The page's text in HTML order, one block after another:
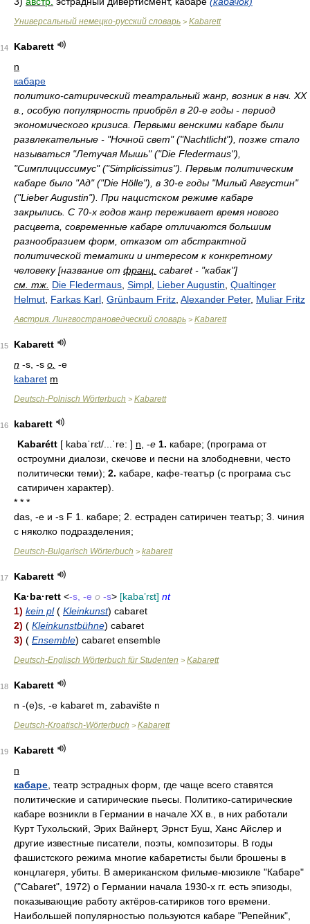
Универсальный немецко-русский словарь > Kabarett
14
Kabarett
n
кабаре
политико-сатирический театральный жанр, возник в нач. XX
в., особую популярность приобрёл в 20-е годы - период
экономического кризиса. Первыми венскими кабаре были
развлекательные - "Ночной свет" ("Nachtlicht"), позже стало
называться "Летучая Мышь" ("Die Fledermaus"),
"Симплициссимус" ("Simplicissimus"). Первым политическим
кабаре было "Ад" ("Die Hölle"), в 30-е годы "Милый Августин"
("Lieber Augustin"). При нацистском режиме кабаре
закрылись. С 70-х годов жанр переживает время нового
расцвета, современные кабаре отличаются большим
разнообразием форм, отказом от абстрактной
политической тематики и интересом к конкретному
человеку [название от франц. cabaret - "кабак"]
см. тж. Die Fledermaus Simpl Lieber Augustin Qualtinger
Helmut Farkas Karl Grünbaum Fritz Alexander Peter, Muliar Fritz
Австрия. Лингвострановедческий словарь > Kabarett
15
Kabarett
n -s, -s o. -e
kabaret m
Deutsch-Polnisch Wörterbuch > Kabarett
16
kabarett
Kabarétt [ kabaˈrɛt/...ˈre: ] n , -e 1. кабаре; (програма от
остроумни диалози, скечове и песни на злободневни, често
политически теми); 2. кабаре, кафе-театър (с програма със
сатиричен характер).
* * *
das, -e и -s F 1. кабаре; 2. естраден сатиричен театър; 3. чиния
с няколко подразделения;
Deutsch-Bulgarisch Wörterbuch > kabarett
17
Kabarett
Ka·ba·rett <-s, -e o -s> [kabaʼrɛt] nt
1) kein pl( Kleinkunst) cabaret
2) ( Kleinkunstbühne) cabaret
3) ( Ensemble) cabaret ensemble
Deutsch-Englisch Wörterbuch für Studenten > Kabarett
18
Kabarett
n -(e)s, -e kabaret m, zabavište n
Deutsch-Kroatisch-Wörterbuch > Kabarett
19
Kabarett
n
кабаре , театр эстрадных форм, где чаще всего ставятся
политические и сатирические пьесы. Политико-сатирические
кабаре возникли в Германии в начале XX в., в них работали
Курт Тухольский, Эрих Вайнерт, Эрнст Буш, Ханс Айслер и
другие известные писатели, поэты, композиторы. В годы
фашистского режима многие кабаретисты были брошены в
концлагеря, убиты. В американском фильме-мюзикле "Кабаре"
("Cabaret", 1972) о Германии начала 1930-х гг. есть эпизоды,
показывающие работу актёров-сатириков того времени.
Наибольшей популярностью пользуются кабаре "Репейник",